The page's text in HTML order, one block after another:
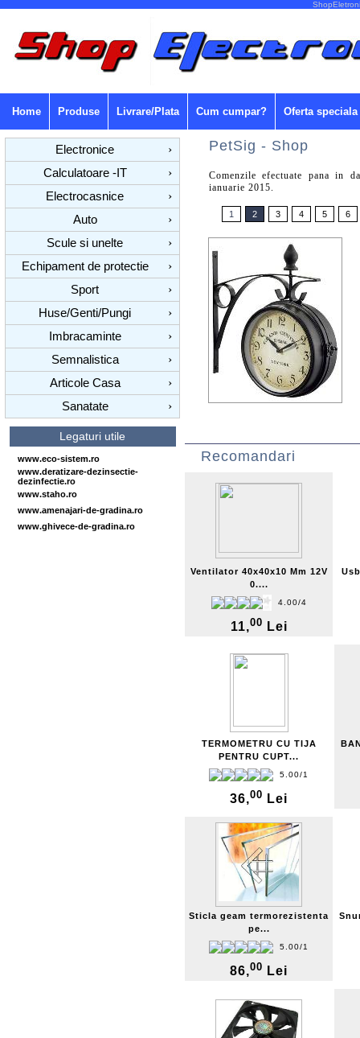
Home Produse Livrare/Plata Cum cumpar? Oferta speciala
Electronice
›
Calculatoare -IT
›
Electrocasnice
›
Auto
›
Scule si unelte
›
Echipament de protectie
›
Sport
›
Huse/Genti/Pungi
›
Imbracaminte
›
Semnalistica
›
Articole Casa
›
Sanatate
›
Legaturi utile
www.eco-sistem.ro
www.deratizare-dezinsectie-
dezinfectie.ro
www.staho.ro
www.amenajari-de-gradina.ro
www.ghivece-de-gradina.ro
PetSig - Shop
Comenzile efectuate pana in
ianuarie 2015.
1 2 3 4 5 6
Recomandari
Ventilator 40x40x10 Mm 12V
0....
4.00/4
11,00 Lei
TERMOMETRU CU TIJA
PENTRU CUPT...
5.00/1
36,00 Lei
Sticla geam termorezistenta
pe...
5.00/1
86,00 Lei